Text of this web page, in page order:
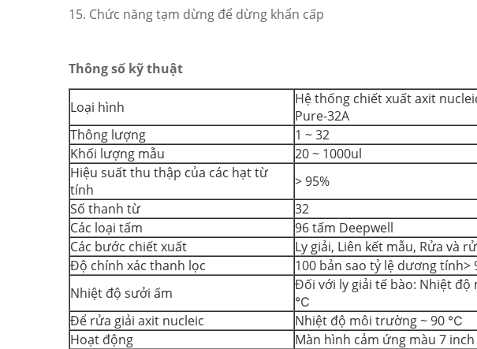
15. Chức năng tạm dừng để dừng khẩn cấp
Thông số kỹ thuật
Loại hình
Hệ thống chiết xuất axit
Pure-32A
Thông lượng
1 ~ 32
Khối lượng mẫu
20 ~ 1000ul
Hiệu suất thu thập của các hạt từ
tính
> 95%
Số thanh từ
32
Các loại tấm
96 tấm Deepwell
Các bước chiết xuất
Ly giải, Liên kết mẫu, Rửa và
Độ chính xác thanh lọc
100 bản sao tỷ lệ dương tính>
Nhiệt độ sưởi ấm
Đối với ly giải tế bào: Nhiệt độ
℃
Để rửa giải axit nucleic
Nhiệt độ môi trường ~ 90 ℃
Hoạt động
Màn hình cảm ứng màu 7 inch